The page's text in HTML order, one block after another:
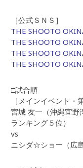
［公式ＳＮＳ］
THE SHOOTO
THE SHOOTO
THE SHOOTO
THE SHOOTO
□試合順
［メインイベント
宮城 友一（沖縄宜
ランキング５位）
vs
ニシダ☆ショー（広